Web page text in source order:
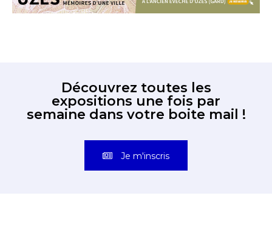
Découvrez toutes les
expositions une fois par
semaine dans votre boite mail !
Je m'inscris